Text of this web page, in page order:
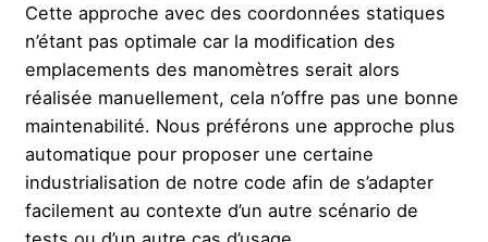
Cette approche avec des coordonnées statiques
n’étant pas optimale car la modification des
emplacements des manomètres serait alors
réalisée manuellement, cela n’offre pas une bonne
maintenabilité. Nous préférons une approche plus
automatique pour proposer une certaine
industrialisation de notre code afin de s’adapter
facilement au contexte d’un autre scénario de